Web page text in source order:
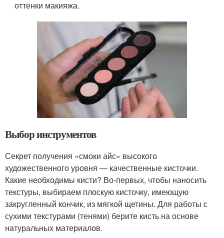
оттенки макияжа.
Выбор инструментов
Секрет получения «смоки айс» высокого
художественного уровня — качественные кисточки.
Какие необходимы кисти? Во-первых, чтобы наносить
текстуры, выбираем плоскую кисточку, имеющую
закругленный кончик, из мягкой щетины. Для работы с
сухими текстурами (тенями) берите кисть на основе
натуральных материалов.